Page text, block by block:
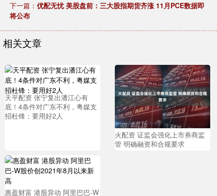
下一篇： 优配无忧 美股盘前：三大股指期货齐涨 11月PCE数据即
将公布
相关文章
天平配资 张宁复出潘江心有
底！4条件对广东不利，粤媒支
招杜锋：要用好2人
火配资 证监会强化上市券商监
管 明确融资和合规要求
惠盈财富 港股异动 阿里巴巴-W